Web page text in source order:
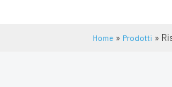
Home» Prodotti »